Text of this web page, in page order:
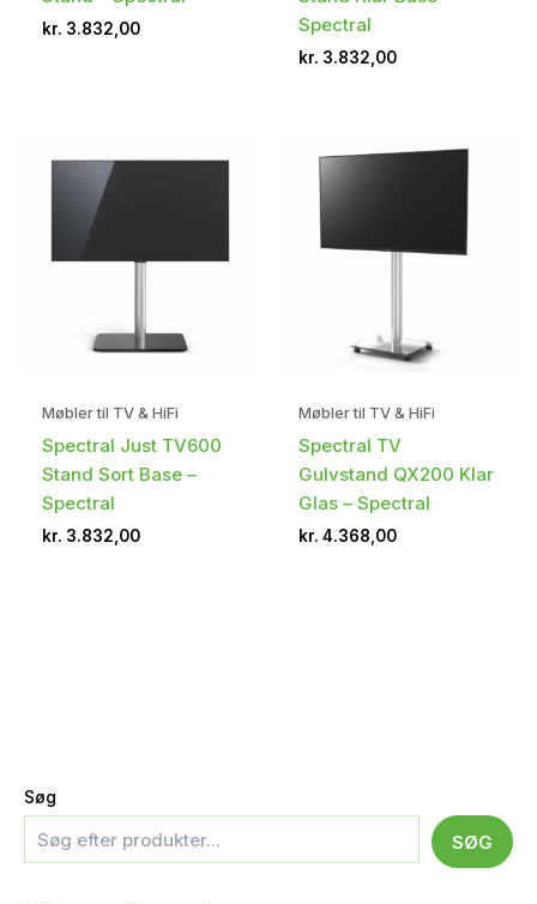
Søg
SØG
kr. 3.832,00
Spectral
kr. 3.832,00
Møbler til TV & HiFi
Spectral Just TV600
Stand Sort Base –
Spectral
kr. 3.832,00
Møbler til TV & HiFi
Spectral TV
Gulvstand QX200 Klar
Glas – Spectral
kr. 4.368,00